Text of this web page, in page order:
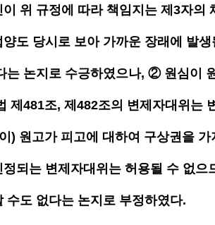
위 규정에 따라 책임지는 제3자의
도 당시로 보아 가까운 장래에 발
는 논지로 수긍하였으나, ② 원심이
제481조, 제482조의 변제자대위는
) 원고가 피고에 대하여 구상권을
되는 변제자대위는 허용될 수 없으
수도 없다는 논지로 부정하였다.